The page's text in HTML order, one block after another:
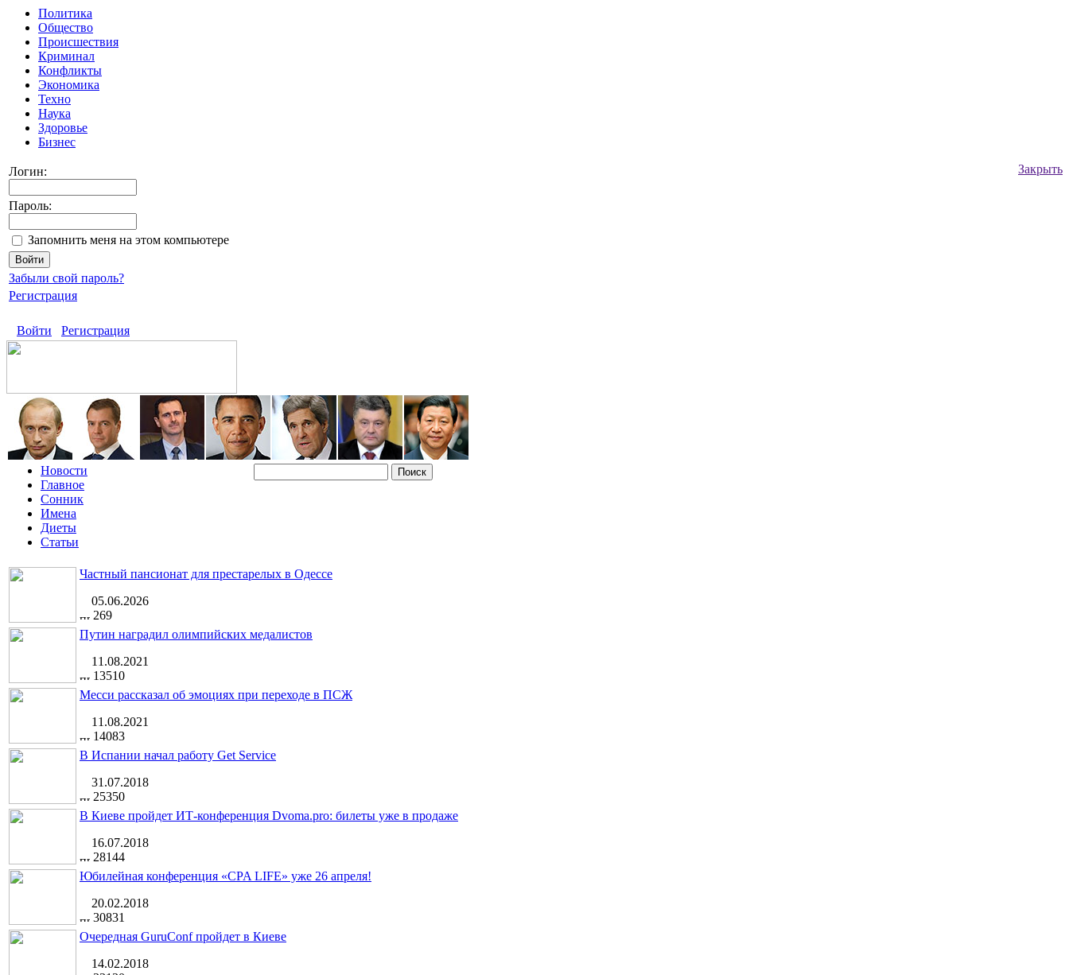
Политика
Общество
Происшествия
Криминал
Конфликты
Экономика
Техно
Наука
Здоровье
Бизнес
Закрыть
Логин:
Пароль:
Запомнить меня на этом компьютере
Забыли свой пароль?
Регистрация
Войти Регистрация
Новости
Главное
Сонник
Имена
Диеты
Статьи
Частный пансионат для престарелых в Одессе
05.06.2026
269
Путин наградил олимпийских медалистов
11.08.2021
13510
Месси рассказал об эмоциях при переходе в ПСЖ
11.08.2021
14083
В Испании начал работу Get Service
31.07.2018
25350
В Киеве пройдет ИТ-конференция Dvoma.pro: билеты уже в продаже
16.07.2018
28144
Юбилейная конференция «CPA LIFE» уже 26 апреля!
20.02.2018
30831
Очередная GuruConf пройдет в Киеве
14.02.2018